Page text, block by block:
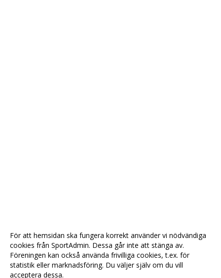
För att hemsidan ska fungera korrekt använder vi nödvändiga
cookies från SportAdmin. Dessa går inte att stänga av.
Föreningen kan också använda frivilliga cookies, t.ex. för
statistik eller marknadsföring. Du väljer själv om du vill
acceptera dessa.